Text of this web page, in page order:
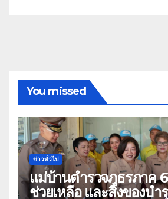
You missed
ข่าวทั่วไป
แม่บ้านตำรวจภูธรภาค
ช่วยเหลือ และสิ่งของบำ